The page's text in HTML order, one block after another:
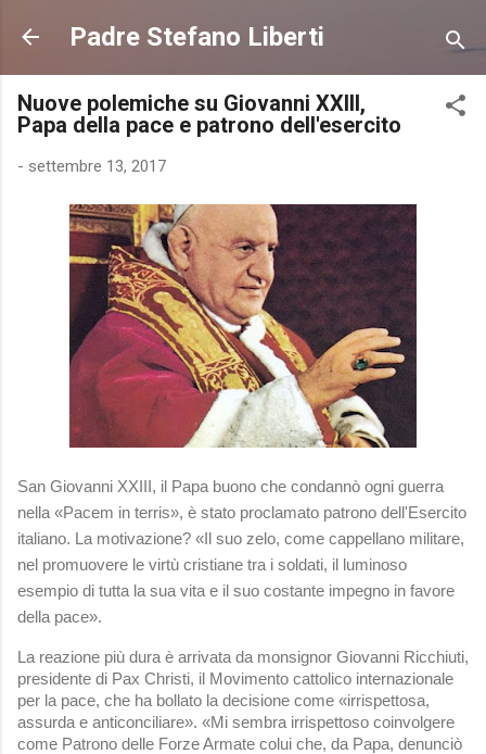
Passa ai contenuti principali
Padre Stefano Liberti
Nuove polemiche su Giovanni XXIII,
Papa della pace e patrono dell'esercito
- settembre 13, 2017
San Giovanni XXIII, il Papa buono che condannò ogni guerra
nella «Pacem in terris», è stato proclamato patrono dell'Esercito
italiano. La motivazione? «Il suo zelo, come cappellano militare,
nel promuovere le virtù cristiane tra i soldati, il luminoso
esempio di tutta la sua vita e il suo costante impegno in favore
della pace».
La reazione più dura è arrivata da monsignor Giovanni Ricchiuti,
presidente di Pax Christi, il Movimento cattolico internazionale
per la pace, che ha bollato la decisione come «irrispettosa,
assurda e anticonciliare». «Mi sembra irrispettoso coinvolgere
come Patrono delle Forze Armate colui che, da Papa, denunciò